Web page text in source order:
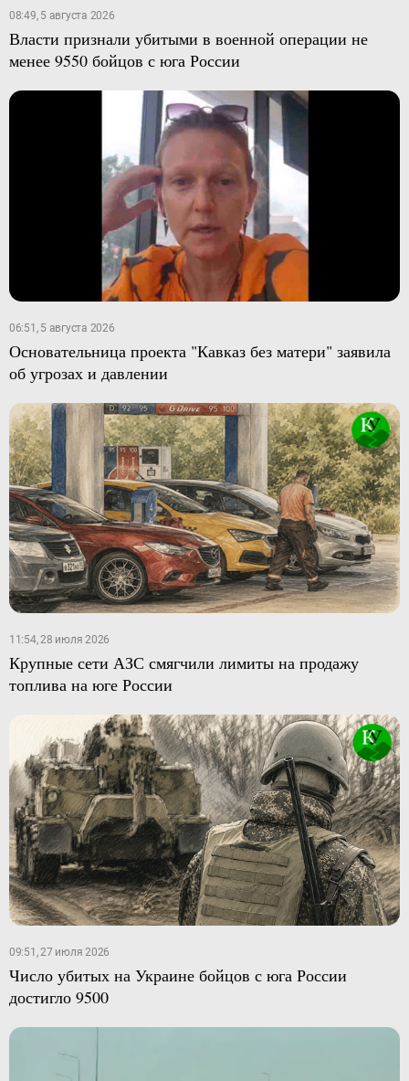
08:49, 5 августа 2026
Власти признали убитыми в военной операции не
менее 9550 бойцов с юга России
06:51, 5 августа 2026
Основательница проекта "Кавказ без матери" заявила
об угрозах и давлении
11:54, 28 июля 2026
Крупные сети АЗС смягчили лимиты на продажу
топлива на юге России
09:51, 27 июля 2026
Число убитых на Украине бойцов с юга России
достигло 9500